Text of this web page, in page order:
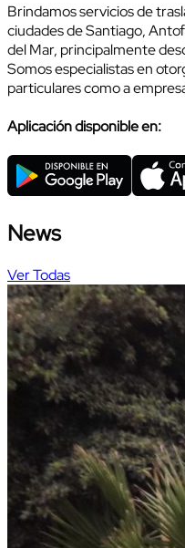
Brindamos servicios de
ciudades de Santiago,
del Mar, principalmente
Somos especialistas en
particulares como a
Aplicación disponible en:
News
Ver Todas